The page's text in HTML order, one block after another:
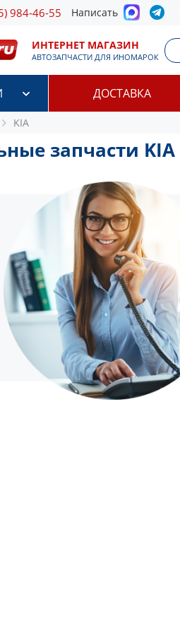
984-46-55 Написать
ИНТЕРНЕТ МАГАЗИН
АВТОЗАПЧАСТИ ДЛЯ ИНОМАРОК
ДОСТАВКА
KIA
запчасти KIA